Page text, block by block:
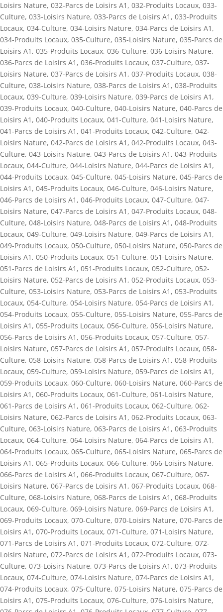
Loisirs Nature, 032-Parcs de Loisirs A1 , 032-Produits Locaux, 033-
Culture, 033-Loisirs Nature, 033-Parcs de Loisirs A1 , 033-Produits
Locaux, 034-Culture, 034-Loisirs Nature, 034-Parcs de Loisirs A1 ,
034-Produits Locaux, 035-Culture, 035-Loisirs Nature, 035-Parcs de
Loisirs A1 , 035-Produits Locaux, 036-Culture, 036-Loisirs Nature,
036-Parcs de Loisirs A1 , 036-Produits Locaux, 037-Culture, 037-
Loisirs Nature, 037-Parcs de Loisirs A1 , 037-Produits Locaux, 038-
Culture, 038-Loisirs Nature, 038-Parcs de Loisirs A1 , 038-Produits
Locaux, 039-Culture, 039-Loisirs Nature, 039-Parcs de Loisirs A1 ,
039-Produits Locaux, 040-Culture, 040-Loisirs Nature, 040-Parcs de
Loisirs A1 , 040-Produits Locaux, 041-Culture, 041-Loisirs Nature,
041-Parcs de Loisirs A1 , 041-Produits Locaux, 042-Culture, 042-
Loisirs Nature, 042-Parcs de Loisirs A1 , 042-Produits Locaux, 043-
Culture, 043-Loisirs Nature, 043-Parcs de Loisirs A1 , 043-Produits
Locaux, 044-Culture, 044-Loisirs Nature, 044-Parcs de Loisirs A1 ,
044-Produits Locaux, 045-Culture, 045-Loisirs Nature, 045-Parcs de
Loisirs A1 , 045-Produits Locaux, 046-Culture, 046-Loisirs Nature,
046-Parcs de Loisirs A1 , 046-Produits Locaux, 047-Culture, 047-
Loisirs Nature, 047-Parcs de Loisirs A1 , 047-Produits Locaux, 048-
Culture, 048-Loisirs Nature, 048-Parcs de Loisirs A1 , 048-Produits
Locaux, 049-Culture, 049-Loisirs Nature, 049-Parcs de Loisirs A1 ,
049-Produits Locaux, 050-Culture, 050-Loisirs Nature, 050-Parcs de
Loisirs A1 , 050-Produits Locaux, 051-Culture, 051-Loisirs Nature,
051-Parcs de Loisirs A1 , 051-Produits Locaux, 052-Culture, 052-
Loisirs Nature, 052-Parcs de Loisirs A1 , 052-Produits Locaux, 053-
Culture, 053-Loisirs Nature, 053-Parcs de Loisirs A1 , 053-Produits
Locaux, 054-Culture, 054-Loisirs Nature, 054-Parcs de Loisirs A1 ,
054-Produits Locaux, 055-Culture, 055-Loisirs Nature, 055-Parcs de
Loisirs A1 , 055-Produits Locaux, 056-Culture, 056-Loisirs Nature,
056-Parcs de Loisirs A1 , 056-Produits Locaux, 057-Culture, 057-
Loisirs Nature, 057-Parcs de Loisirs A1 , 057-Produits Locaux, 058-
Culture, 058-Loisirs Nature, 058-Parcs de Loisirs A1 , 058-Produits
Locaux, 059-Culture, 059-Loisirs Nature, 059-Parcs de Loisirs A1 ,
059-Produits Locaux, 060-Culture, 060-Loisirs Nature, 060-Parcs de
Loisirs A1 , 060-Produits Locaux, 061-Culture, 061-Loisirs Nature,
061-Parcs de Loisirs A1 , 061-Produits Locaux, 062-Culture, 062-
Loisirs Nature, 062-Parcs de Loisirs A1 , 062-Produits Locaux, 063-
Culture, 063-Loisirs Nature, 063-Parcs de Loisirs A1 , 063-Produits
Locaux, 064-Culture, 064-Loisirs Nature, 064-Parcs de Loisirs A1 ,
064-Produits Locaux, 065-Culture, 065-Loisirs Nature, 065-Parcs de
Loisirs A1 , 065-Produits Locaux, 066-Culture, 066-Loisirs Nature,
066-Parcs de Loisirs A1 , 066-Produits Locaux, 067-Culture, 067-
Loisirs Nature, 067-Parcs de Loisirs A1 , 067-Produits Locaux, 068-
Culture, 068-Loisirs Nature, 068-Parcs de Loisirs A1 , 068-Produits
Locaux, 069-Culture, 069-Loisirs Nature, 069-Parcs de Loisirs A1 ,
069-Produits Locaux, 070-Culture, 070-Loisirs Nature, 070-Parcs de
Loisirs A1 , 070-Produits Locaux, 071-Culture, 071-Loisirs Nature,
071-Parcs de Loisirs A1 , 071-Produits Locaux, 072-Culture, 072-
Loisirs Nature, 072-Parcs de Loisirs A1 , 072-Produits Locaux, 073-
Culture, 073-Loisirs Nature, 073-Parcs de Loisirs A1 , 073-Produits
Locaux, 074-Culture, 074-Loisirs Nature, 074-Parcs de Loisirs A1 ,
074-Produits Locaux, 075-Culture, 075-Loisirs Nature, 075-Parcs de
Loisirs A1 , 075-Produits Locaux, 076-Culture, 076-Loisirs Nature,